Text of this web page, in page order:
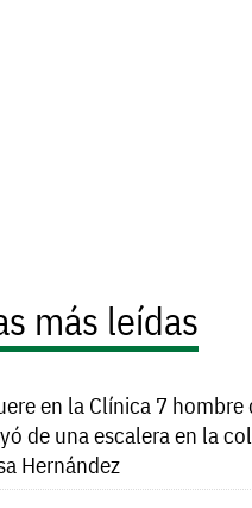
más leídas
en la Clínica 7 hombre
de una escalera en la
Hernández